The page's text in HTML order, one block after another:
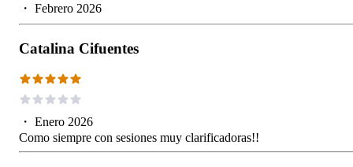
・ Febrero 2026
Catalina Cifuentes
・ Enero 2026
Como siempre con sesiones muy clarificadoras!!